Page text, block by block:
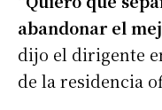
abandonar el
dijo el dirigente
de la residencia